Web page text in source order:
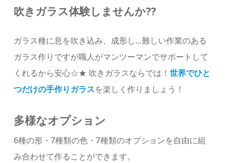
吹きガラス体験しませんか??
ガラス種に息を吹き込み、成形し…難しい作業のある
ガラス作りですが職人がマンツーマンでサポートして
くれるから安心☆★ 吹きガラスならでは！世界でひと
つだけの手作りガラスを楽しく作りましょう！
多様なオプション
6種の形・7種類の色・7種類のオプションを自由に組
み合わせて作ることができます。